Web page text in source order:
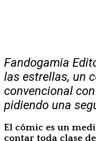
Fandogamia
las estrellas, un
convencional
pidiendo una
El cómic es un
contar toda clase